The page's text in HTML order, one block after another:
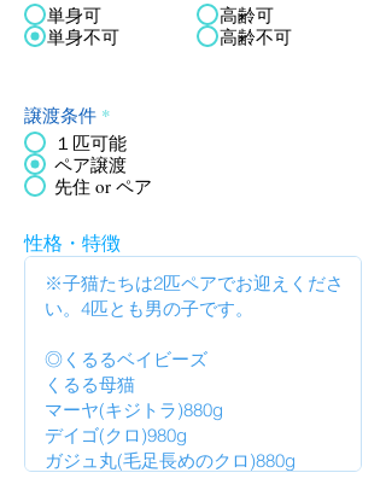
単身可
単身不可
高齢可
高齢不可
譲渡条件 *
１匹可能
ペア譲渡
先住 or ペア
性格・特徴